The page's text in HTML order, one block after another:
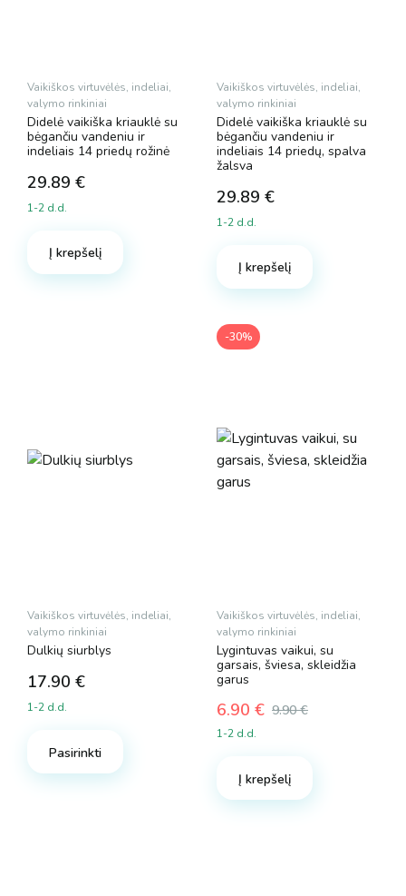
Vaikiškos virtuvėlės, indeliai,
valymo rinkiniai
Didelė vaikiška kriauklė su
bėgančiu vandeniu ir
indeliais 14 priedų rožinė
29.89 €
1-2 d.d.
Į krepšelį
Vaikiškos virtuvėlės, indeliai,
valymo rinkiniai
Didelė vaikiška kriauklė su
bėgančiu vandeniu ir
indeliais 14 priedų, spalva
žalsva
29.89 €
1-2 d.d.
Į krepšelį
Vaikiškos virtuvėlės, indeliai,
valymo rinkiniai
Dulkių siurblys
17.90 €
1-2 d.d.
Pasirinkti
-30%
Vaikiškos virtuvėlės, indeliai,
valymo rinkiniai
Lygintuvas vaikui, su
garsais, šviesa, skleidžia
garus
9.90€
Original
price
9.90 €.
6.90 €
Current
price
6.90 €.
1-2 d.d.
Į krepšelį